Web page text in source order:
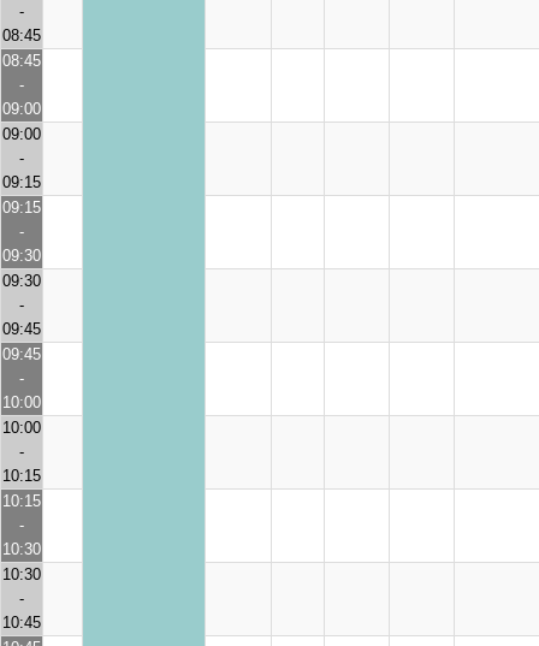
-
08:45
08:45
-
09:00
09:00
-
09:15
09:15
-
09:30
09:30
-
09:45
09:45
-
10:00
10:00
-
10:15
10:15
-
10:30
10:30
-
10:45